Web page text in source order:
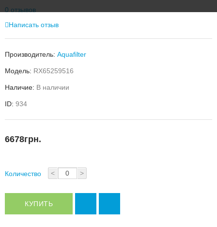
0 отзывов
Написать отзыв
Производитель: Aquafilter
Модель: RX65259516
Наличие: В наличии
ID: 934
6678грн.
Количество < >
КУПИТЬ